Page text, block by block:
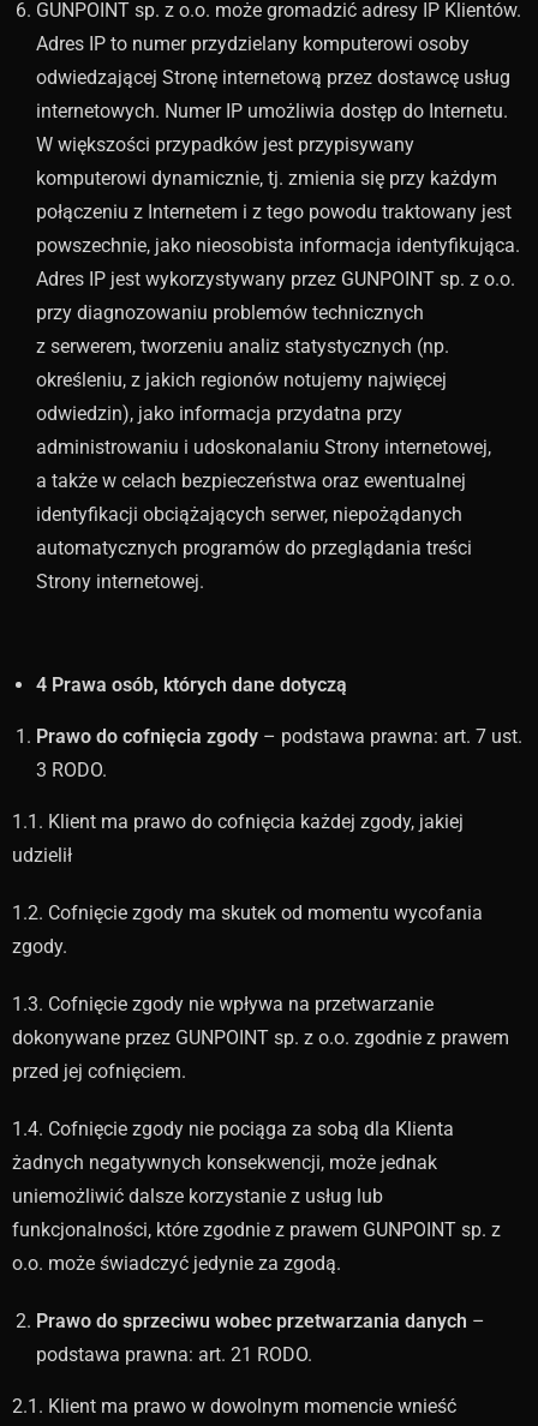
GUNPOINT sp. z o.o. może gromadzić adresy IP Klientów.
Adres IP to numer przydzielany komputerowi osoby
odwiedzającej Stronę internetową przez dostawcę usług
internetowych. Numer IP umożliwia dostęp do Internetu.
W większości przypadków jest przypisywany
komputerowi dynamicznie, tj. zmienia się przy każdym
połączeniu z Internetem i z tego powodu traktowany jest
powszechnie, jako nieosobista informacja identyfikująca.
Adres IP jest wykorzystywany przez GUNPOINT sp. z o.o.
przy diagnozowaniu problemów technicznych
z serwerem, tworzeniu analiz statystycznych (np.
określeniu, z jakich regionów notujemy najwięcej
odwiedzin), jako informacja przydatna przy
administrowaniu i udoskonalaniu Strony internetowej,
a także w celach bezpieczeństwa oraz ewentualnej
identyfikacji obciążających serwer, niepożądanych
automatycznych programów do przeglądania treści
Strony internetowej.
4 Prawa osób, których dane dotyczą
Prawo do cofnięcia zgody – podstawa prawna: art. 7 ust.
3 RODO.
1.1. Klient ma prawo do cofnięcia każdej zgody, jakiej
udzielił
1.2. Cofnięcie zgody ma skutek od momentu wycofania
zgody.
1.3. Cofnięcie zgody nie wpływa na przetwarzanie
dokonywane przez GUNPOINT sp. z o.o. zgodnie z prawem
przed jej cofnięciem.
1.4. Cofnięcie zgody nie pociąga za sobą dla Klienta
żadnych negatywnych konsekwencji, może jednak
uniemożliwić dalsze korzystanie z usług lub
funkcjonalności, które zgodnie z prawem GUNPOINT sp. z
o.o. może świadczyć jedynie za zgodą.
Prawo do sprzeciwu wobec przetwarzania danych –
podstawa prawna: art. 21 RODO.
2.1. Klient ma prawo w dowolnym momencie wnieść